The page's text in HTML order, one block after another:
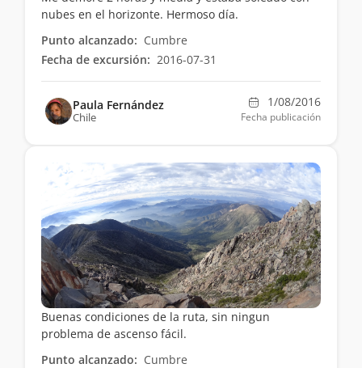
nubes en el horizonte. Hermoso día.
Punto alcanzado: Cumbre
Fecha de excursión: 2016-07-31
Paula Fernández
Chile
1/08/2016
Fecha publicación
Buenas condiciones de la ruta, sin ningun
problema de ascenso fácil.
Punto alcanzado: Cumbre